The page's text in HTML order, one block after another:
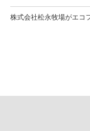
株式会社松永牧場がエコ